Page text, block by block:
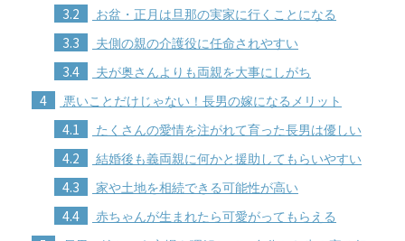
3.2 お盆・正月は旦那の実家に行くことになる
3.3 夫側の親の介護役に任命されやすい
3.4 夫が奥さんよりも両親を大事にしがち
4 悪いことだけじゃない！長男の嫁になるメリット
4.1 たくさんの愛情を注がれて育った長男は優しい
4.2 結婚後も義両親に何かと援助してもらいやすい
4.3 家や土地を相続できる可能性が高い
4.4 赤ちゃんが生まれたら可愛がってもらえる